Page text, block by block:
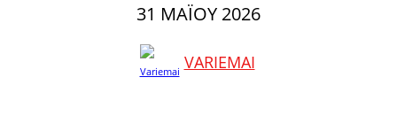
31 ΜΑΪ́ΟΥ 2026
VARIEMAI